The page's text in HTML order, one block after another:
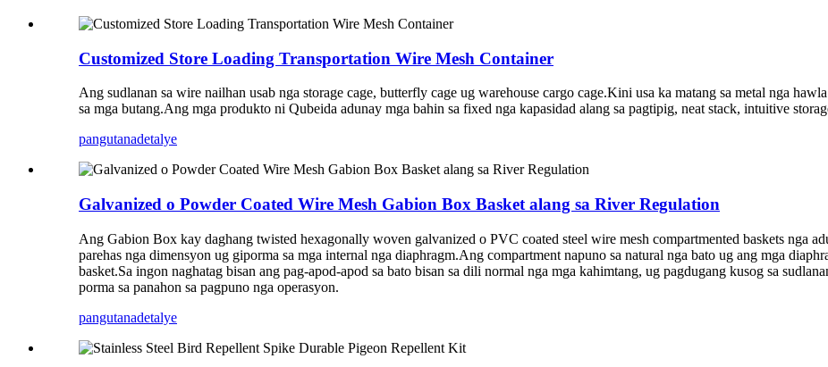
Customized Store Loading Transportation Wire Mesh Container
Ang sudlanan sa wire nailhan usab nga storage cage, butterfly cage ug warehouse cargo cage.Kini usa ka matang sa metal nga
sa mga butang.Ang mga produkto ni Qubeida adunay mga bahin sa fixed nga kapasidad alang sa pagtipig, neat stack, intuitive
pangutanadetalye
Galvanized o Powder Coated Wire Mesh Gabion Box Basket alang sa River Regulation
Ang Gabion Box kay daghang twisted hexagonally woven galvanized o PVC coated steel wire mesh compartmented baskets nga
parehas nga dimensyon ug giporma sa mga internal nga diaphragm.Ang compartment napuno sa natural nga bato ug ang mga
basket.Sa ingon naghatag bisan ang pag-apod-apod sa bato bisan sa dili normal nga mga kahimtang, ug pagdugang kusog sa
porma sa panahon sa pagpuno nga operasyon.
pangutanadetalye